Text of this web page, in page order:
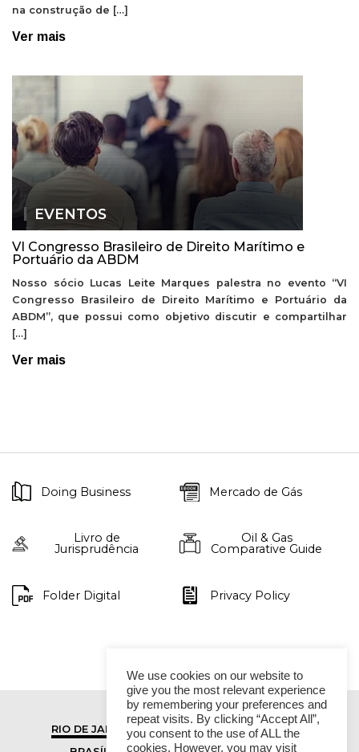
na construção de […]
Ver mais
EVENTOS
VI Congresso Brasileiro de Direito Marítimo e
Portuário da ABDM
Nosso sócio Lucas Leite Marques palestra no evento “VI
Congresso Brasileiro de Direito Marítimo e Portuário da
ABDM”, que possui como objetivo discutir e compartilhar
[…]
Ver mais
Doing Business Mercado de Gás
Livro de
Jurisprudência
Oil & Gas
Comparative Guide
Folder Digital Privacy Policy
RIO DE JANEIRO
SÃO PAULO
We use cookies on our website to
give you the most relevant experience
by remembering your preferences and
repeat visits. By clicking “Accept All”,
you consent to the use of ALL the
cookies. However, you may visit